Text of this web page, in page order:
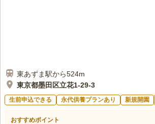
東あずま駅から524m
東京都墨田区立花1-29-3
生前申込できる 永代供養プランあり 新規開園
おすすめポイント